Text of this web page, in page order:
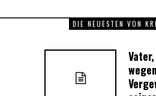
DIE NEUESTEN VON
wegen